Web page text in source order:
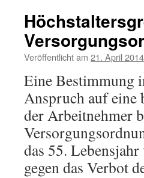
Veröffentlicht am 21. April 2014
Eine Bestimmung
Anspruch auf eine
der Arbeitnehmer
das 55.
gegen das Verbot